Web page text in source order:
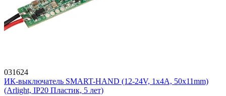
031624
ИК-выключатель SMART-HAND (12-24V, 1х4А, 50x11mm)
(Arlight, IP20 Пластик, 5 лет)